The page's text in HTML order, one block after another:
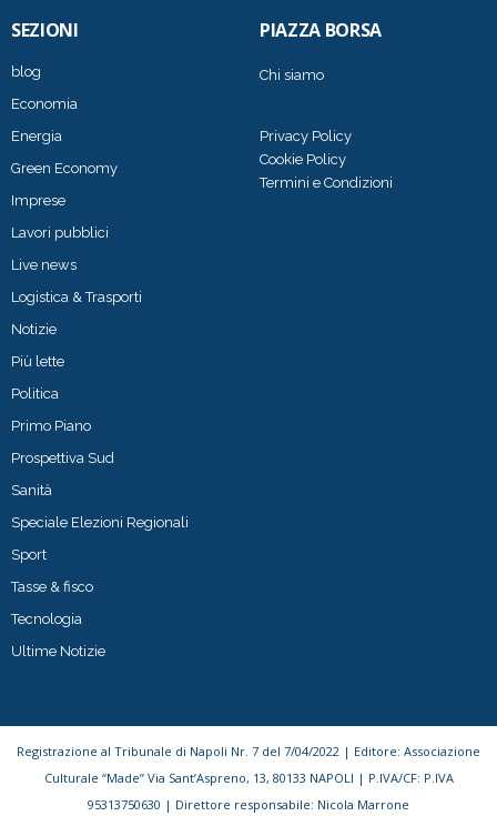
SEZIONI
blog
Economia
Energia
Green Economy
Imprese
Lavori pubblici
Live news
Logistica & Trasporti
Notizie
Più lette
Politica
Primo Piano
Prospettiva Sud
Sanità
Speciale Elezioni Regionali
Sport
Tasse & fisco
Tecnologia
Ultime Notizie
PIAZZA BORSA
Chi siamo
Privacy Policy
Cookie Policy
Termini e Condizioni
Registrazione al Tribunale di Napoli Nr. 7 del 7/04/2022 | Editore: Associazione
Culturale “Made” Via Sant’Aspreno, 13, 80133 NAPOLI | P.IVA/CF: P.IVA
95313750630 | Direttore responsabile: Nicola Marrone